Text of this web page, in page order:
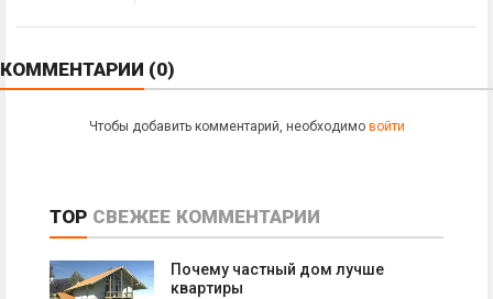
КОММЕНТАРИИ (0)
Чтобы добавить комментарий, необходимо войти
TOP СВЕЖЕЕ КОММЕНТАРИИ
Почему частный дом лучше
квартиры